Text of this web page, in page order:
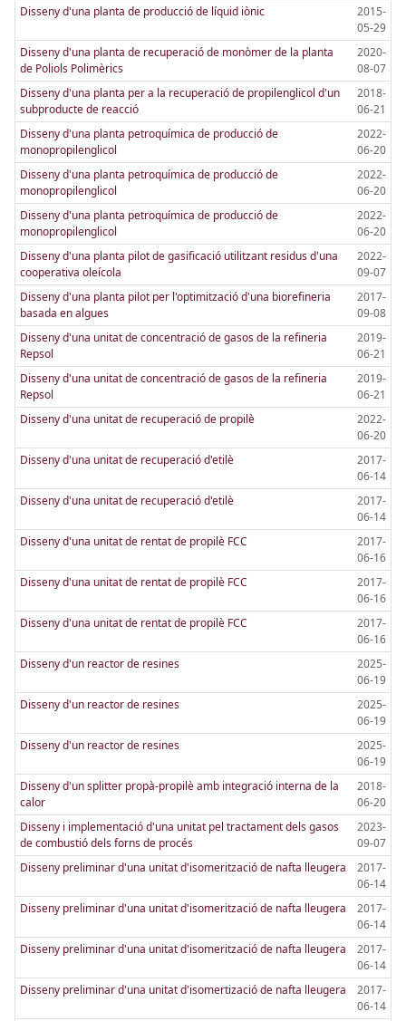
Disseny d'una planta de producció de líquid iònic
2015-
05-29
Disseny d'una planta de recuperació de monòmer de la planta
de Poliols Polimèrics
2020-
08-07
Disseny d'una planta per a la recuperació de propilenglicol d'un
subproducte de reacció
2018-
06-21
Disseny d'una planta petroquímica de producció de
monopropilenglicol
2022-
06-20
Disseny d'una planta petroquímica de producció de
monopropilenglicol
2022-
06-20
Disseny d'una planta petroquímica de producció de
monopropilenglicol
2022-
06-20
Disseny d'una planta pilot de gasificació utilitzant residus d'una
cooperativa oleícola
2022-
09-07
Disseny d'una planta pilot per l'optimització d'una biorefineria
basada en algues
2017-
09-08
Disseny d'una unitat de concentració de gasos de la refineria
Repsol
2019-
06-21
Disseny d'una unitat de concentració de gasos de la refineria
Repsol
2019-
06-21
Disseny d'una unitat de recuperació de propilè
2022-
06-20
Disseny d'una unitat de recuperació d'etilè
2017-
06-14
Disseny d'una unitat de recuperació d'etilè
2017-
06-14
Disseny d'una unitat de rentat de propilè FCC
2017-
06-16
Disseny d'una unitat de rentat de propilè FCC
2017-
06-16
Disseny d'una unitat de rentat de propilè FCC
2017-
06-16
Disseny d'un reactor de resines
2025-
06-19
Disseny d'un reactor de resines
2025-
06-19
Disseny d'un reactor de resines
2025-
06-19
Disseny d'un splitter propà-propilè amb integració interna de la
calor
2018-
06-20
Disseny i implementació d'una unitat pel tractament dels gasos
de combustió dels forns de procés
2023-
09-07
Disseny preliminar d'una unitat d'isomerització de nafta lleugera
2017-
06-14
Disseny preliminar d'una unitat d'isomerització de nafta lleugera
2017-
06-14
Disseny preliminar d'una unitat d'isomerització de nafta lleugera
2017-
06-14
Disseny preliminar d'una unitat d'isomertizació de nafta lleugera
2017-
06-14